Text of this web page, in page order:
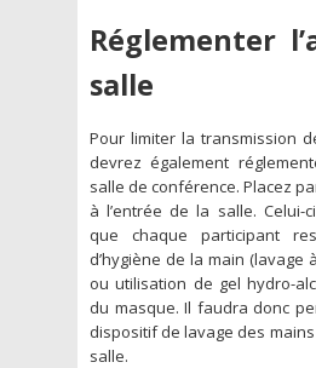
Réglementer
salle
Pour limiter la transmission
devrez également
salle de conférence. Placez
à l’entrée de la salle. Celui-
que chaque participant
d’hygiène de la main (lavage
ou utilisation de gel hydro-
du masque. Il faudra donc
dispositif de lavage des
salle.